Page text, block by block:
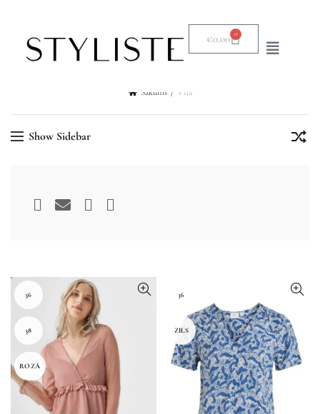
€0.00 0
Sākums Vila
Show Sidebar
36
38
ROZĀ
36
ZILS